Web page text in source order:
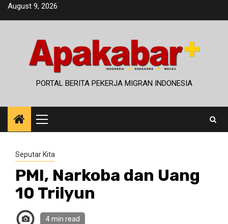
SkipAugust 9, 2026
PORTAL BERITA PEKERJA MIGRAN INDONESIA
Primary
Menu
Seputar Kita
PMI, Narkoba dan Uang
10 Trilyun
4 min read